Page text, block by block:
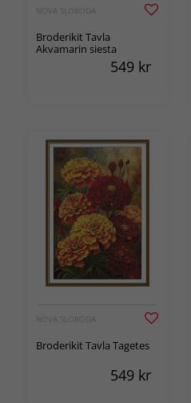
NOVA SLOBODA
Broderikit Tavla
Akvamarin siesta
549 kr
NOVA SLOBODA
Broderikit Tavla Tagetes
549 kr